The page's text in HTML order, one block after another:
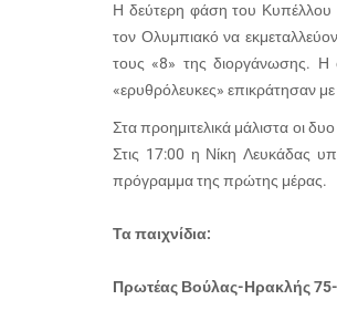
Η δεύτερη φάση του Κυπέλλου
τον Ολυμπιακό να
τους «8» της διοργάνωσης. Η
«ερυθρόλευκες» επικράτησαν
Στα προημιτελικά μάλιστα οι
Στις 17:00 η Νίκη Λευκάδας
πρόγραμμα της πρώτης μέρας.
Τα παιχνίδια:
Πρωτέας Βούλας-Ηρακλής